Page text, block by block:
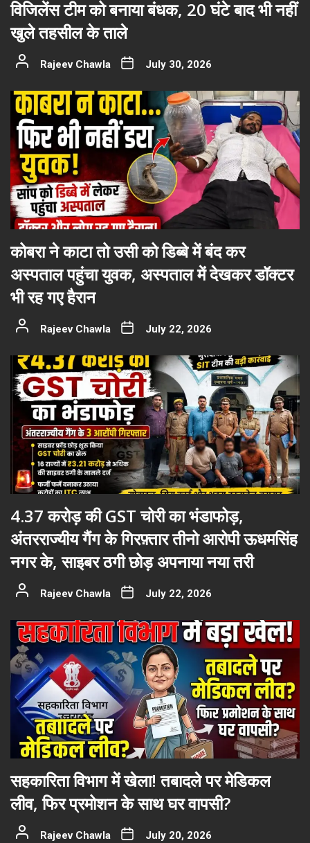
विजिलेंस टीम को बनाया बंधक, 20 घंटे बाद भी नहीं
खुले तहसील के ताले
Rajeev Chawla July 30, 2026
कोबरा ने काटा तो उसी को डिब्बे में बंद कर
अस्पताल पहुंचा युवक, अस्पताल में देखकर डॉक्टर
भी रह गए हैरान
Rajeev Chawla July 22, 2026
4.37 करोड़ की GST चोरी का भंडाफोड़,
अंतरराज्यीय गैंग के गिरफ़्तार तीनो आरोपी ऊधमसिंह
नगर के, साइबर ठगी छोड़ अपनाया नया तरी
Rajeev Chawla July 22, 2026
सहकारिता विभाग में खेला! तबादले पर मेडिकल
लीव, फिर प्रमोशन के साथ घर वापसी?
Rajeev Chawla July 20, 2026